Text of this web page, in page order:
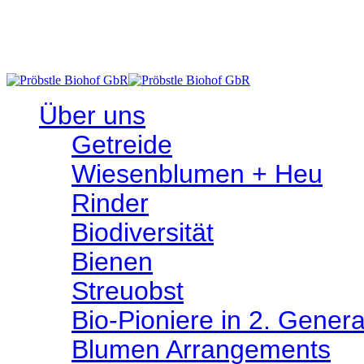
Über uns
Getreide
Wiesen­­blumen + Heu
Rinder
Bio­­diversität
Bienen
Streuobst
Bio-Pioniere in 2.
Blumen Arrangements